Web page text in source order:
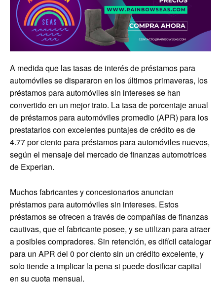
A medida que las tasas de interés de préstamos para
automóviles se dispararon en los últimos primaveras, los
préstamos para automóviles sin intereses se han
convertido en un mejor trato. La tasa de porcentaje anual
de préstamos para automóviles promedio (APR) para los
prestatarios con excelentes puntajes de crédito es de
4.77 por ciento para préstamos para automóviles nuevos,
según el mensaje del mercado de finanzas automotrices
de Experian.
Muchos fabricantes y concesionarios anuncian
préstamos para automóviles sin intereses. Estos
préstamos se ofrecen a través de compañías de finanzas
cautivas, que el fabricante posee, y se utilizan para atraer
a posibles compradores. Sin retención, es difícil catalogar
para un APR del 0 por ciento sin un crédito excelente, y
solo tiende a implicar la pena si puede dosificar capital
en su cuota mensual.